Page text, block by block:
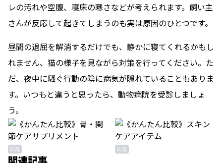
レの汚れや空腹、寝床の寒さなどが考えられます。飼い主
さんが反応して起きてしまうのも実は原因のひとつです。
昼間の退屈を解消するだけでも、静かに寝てくれるかもし
れません、猫の様子を見ながら対策を行ってください。た
だ、夜中に騒ぐ行動の陰に病気が隠れていることもありま
す。いつもと違うと思ったら、動物病院を受診しましょ
う。
広告 広告